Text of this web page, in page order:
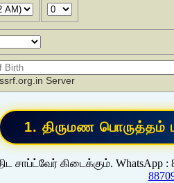
Server
சாப்ட்வேர் கிடைக்கும். WhatsApp :